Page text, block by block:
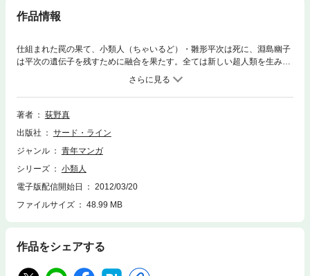
作品情報
仕組まれた罠の果て、小類人（ちゃいるど）・雛形平次は死に、淵島幽子
は平次の遺伝子を残すために融合を果たす。全ては新しい超人類を生み出
すため……。幽子の力を受け継ぎ再誕した平次は何を目指すのか？ 完全
にして不滅の遺伝子をもつ大類人（おおるど）、そして人間から生まれた
破滅をもたらす遺伝子・ジャンクが現れ、来るべき災いに生き延びるため
の遺伝子戦争が始まる！
著者
荻野真
出版社
サード・ライン
ジャンル
青年マンガ
シリーズ
小類人
電子版配信開始日
2012/03/20
ファイルサイズ
48.99 MB
作品をシェアする